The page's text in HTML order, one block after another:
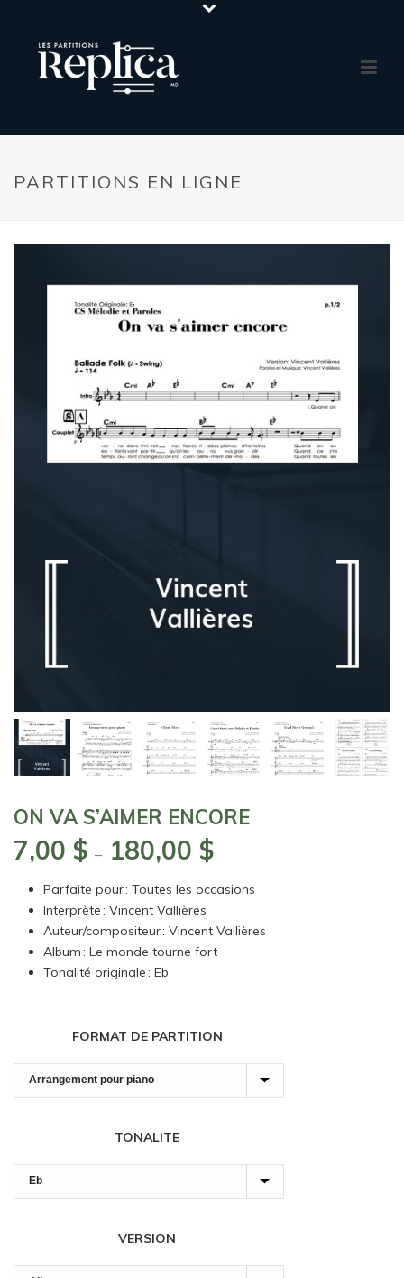
PARTITIONS EN LIGNE
ON VA S’AIMER ENCORE
7,00 $ – 180,00 $Plage
prix :
à
Parfaite pour : Toutes les occasions
Interprète : Vincent Vallières
Auteur/compositeur : Vincent Vallières
Album : Le monde tourne fort
Tonalité originale : Eb
FORMAT DE PARTITION
TONALITE
VERSION